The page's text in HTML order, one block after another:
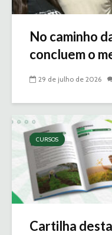
No caminho
concluem o
29 de julho de 2026
CURSOS
Cartilha